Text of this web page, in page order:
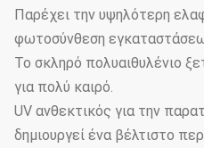
Παρέχει την υψηλότερη
φωτοσύνθεση
Το σκληρό πολυαιθυλένιο
για πολύ καιρό.
UV ανθεκτικός για την
δημιουργεί ένα βέλτιστο